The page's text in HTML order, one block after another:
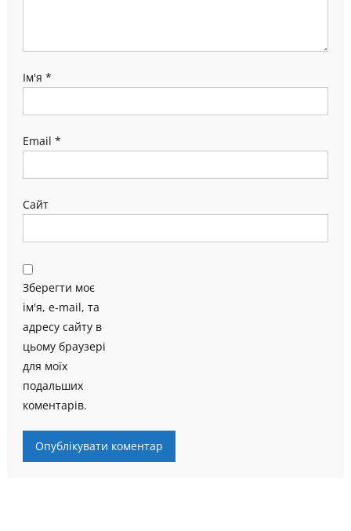
Ім'я *
Email *
Сайт
Зберегти моє
ім'я, e-mail, та
адресу сайту в
цьому браузері
для моїх
подальших
коментарів.